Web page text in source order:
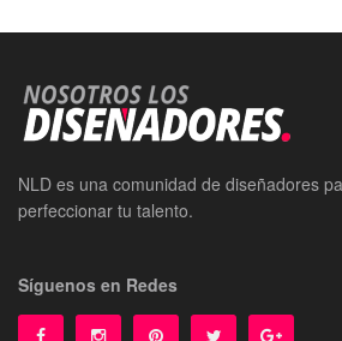
NLD es una comunidad de diseñadores
perfeccionar tu talento.
Síguenos en Redes